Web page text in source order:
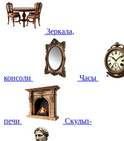
Зеркала,
консоли Часы
печи Скульп-